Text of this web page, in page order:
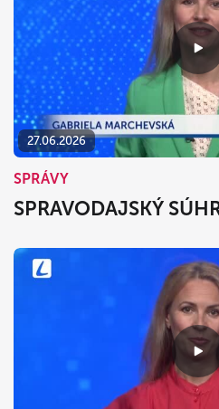
27.06.2026
SPRÁVY
SPRAVODAJSKÝ